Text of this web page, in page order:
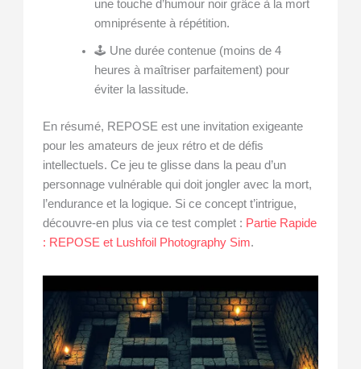
une touche d’humour noir grâce à la mort
omniprésente à répétition.
🕹️ Une durée contenue (moins de 4
heures à maîtriser parfaitement) pour
éviter la lassitude.
En résumé, REPOSE est une invitation exigeante
pour les amateurs de jeux rétro et de défis
intellectuels. Ce jeu te glisse dans la peau d’un
personnage vulnérable qui doit jongler avec la mort,
l’endurance et la logique. Si ce concept t’intrigue,
découvre-en plus via ce test complet : Partie Rapide
: REPOSE et Lushfoil Photography Sim.